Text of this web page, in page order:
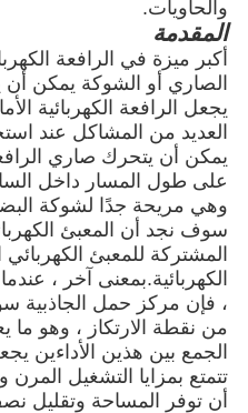
والحاويات.
المقدمة
أكبر ميزة في الرافعة
الصاري أو الشوكة يمكن أن
يجعل الرافعة الكهربائية
العديد من المشاكل عند
يمكن أن يتحرك صاري
على طول المسار داخل
وهي مريحة جدًا لشوكة
سوف نجد أن المعبئ
المشتركة للمعبئ الكهربائي
الكهربائية.بمعنى آخر ،
، فإن مركز حمل الجاذبية
من نقطة الارتكاز ، وهو ما
الجمع بين هذين الأداءين
تتمتع بمزايا التشغيل
أن توفر المساحة وتقليل